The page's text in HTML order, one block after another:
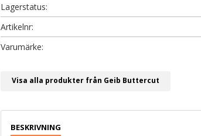
Lagerstatus
Artikelnr
Visa alla produkter från Geib Buttercut